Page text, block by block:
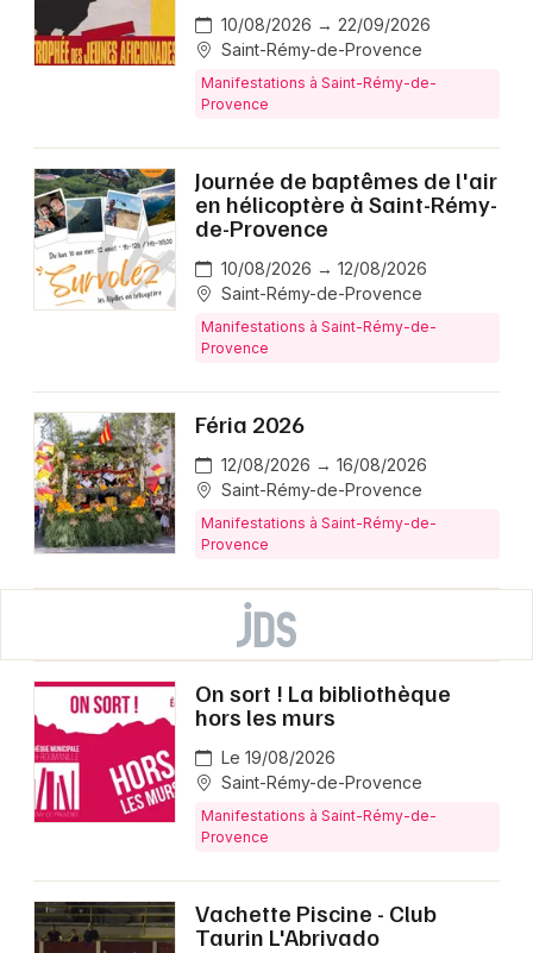
10/08/2026 → 22/09/2026
Saint-Rémy-de-Provence
Manifestations à Saint-Rémy-de-
Provence
Journée de baptêmes de l'air
en hélicoptère à Saint-Rémy-
de-Provence
10/08/2026 → 12/08/2026
Saint-Rémy-de-Provence
Manifestations à Saint-Rémy-de-
Provence
Féria 2026
12/08/2026 → 16/08/2026
Saint-Rémy-de-Provence
Manifestations à Saint-Rémy-de-
Provence
On sort ! La bibliothèque
hors les murs
Le 19/08/2026
Saint-Rémy-de-Provence
Manifestations à Saint-Rémy-de-
Provence
Vachette Piscine - Club
Taurin L'Abrivado